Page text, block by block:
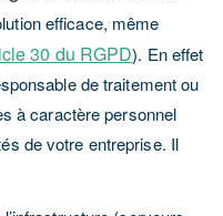
efficace, même
30 du RGPD). En effet
de traitement ou
à caractère personnel
de votre entreprise. Il